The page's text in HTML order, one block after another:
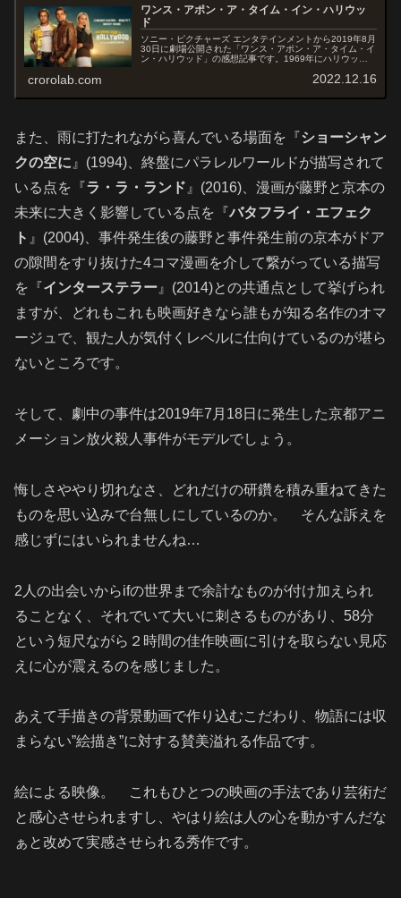
ワンス・アポン・ア・タイム・イン・ハリウッ
ド
ソニー・ピクチャーズ エンタテインメントから2019年8月
30日に劇場公開された「ワンス・アポン・ア・タイム・イ
ン・ハリウッド」の感想記事です。1969年にハリウッド
crorolab.com 2022.12.16
また、雨に打たれながら喜んでいる場面を『ショーシャン
クの空に 』(1994)、終盤にパラレルワールドが描写されて
いる点を『ラ・ラ・ランド 』(2016)、漫画が藤野と京本の
未来に大きく影響している点を『バタフライ・エフェク
ト 』(2004)、事件発生後の藤野と事件発生前の京本がドア
の隙間をすり抜けた4コマ漫画を介して繋がっている描写
を『インターステラー 』(2014)との共通点として挙げられ
ますが、どれもこれも映画好きなら誰もが知る名作のオマ
ージュで、観た人が気付くレベルに仕向けているのが堪ら
ないところです。
そして、劇中の事件は2019年7月18日に発生した京都アニ
メーション放火殺人事件がモデルでしょう。
悔しさややり切れなさ、どれだけの研鑽を積み重ねてきた
ものを思い込みで台無しにしているのか。 そんな訴えを
感じずにはいられませんね…
2人の出会いからifの世界まで余計なものが付け加えられ
ることなく、それでいて大いに刺さるものがあり、58分
という短尺ながら２時間の佳作映画に引けを取らない見応
えに心が震えるのを感じました。
あえて手描きの背景動画で作り込むこだわり、物語には収
まらない”絵描き”に対する賛美溢れる作品です。
絵による映像。 これもひとつの映画の手法であり芸術だ
と感心させられますし、やはり絵は人の心を動かすんだな
ぁと改めて実感させられる秀作です。